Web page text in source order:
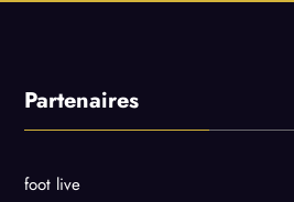
Partenaires
foot live